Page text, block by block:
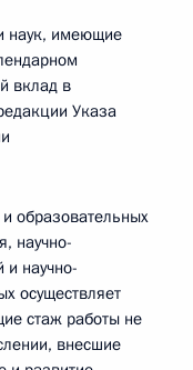
наук, имеющие
вклад в
Указа
образовательных
научно-
и научно-
осуществляет
стаж работы не
внесшие